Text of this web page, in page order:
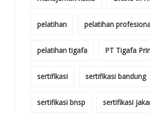
pelatihan pelatihan
pelatihan tigafa PT Tigafa
sertifikasi sertifikasi bandung
sertifikasi bnsp sertifikasi